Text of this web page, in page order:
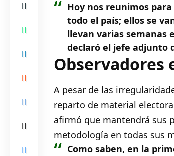
Hoy nos reunimos
todo el país; ellos se
llevan varias semanas
declaró el jefe adjunto
Observadores
A pesar de las
reparto de material
afirmó que mantendrá sus
metodología en todas sus
Como saben, en la